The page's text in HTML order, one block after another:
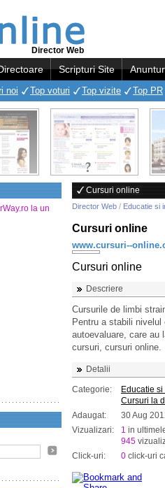
Director Web
Scripturi Site
noi Top voturi Top vizite Top PR
la un
Cursuri online
Director Web / Educatie si
Cursuri online
www.cursuri--
Cursuri online
Descriere
Cursurile de limbi
Pentru a stabili
autoevaluare, care au
cursuri, cursuri online.
Detalii
Categorie:
Educatie
Cursuri la
Adaugat:
30 Aug
Vizualizari:
1 in
945
Click-uri:
0 click-uri